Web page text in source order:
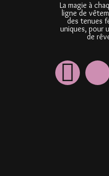
La magie à
ligne de
des tenues
uniques, pour
de